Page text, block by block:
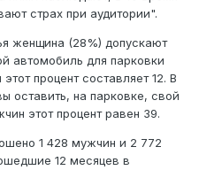
страх при аудитории".
женщина (28%) допускают
автомобиль для парковки
процент составляет 12. В
оставить, на парковке, свой
этот процент равен 39.
1 428 мужчин и 2 772
12 месяцев в